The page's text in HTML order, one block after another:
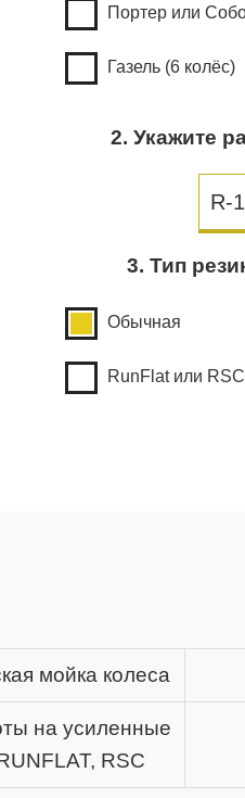
Портер или
Газель (6 колёс)
2. Укажите
3. Тип
Обычная
RunFlat или RSC
мойка колеса
на усиленные
RSC